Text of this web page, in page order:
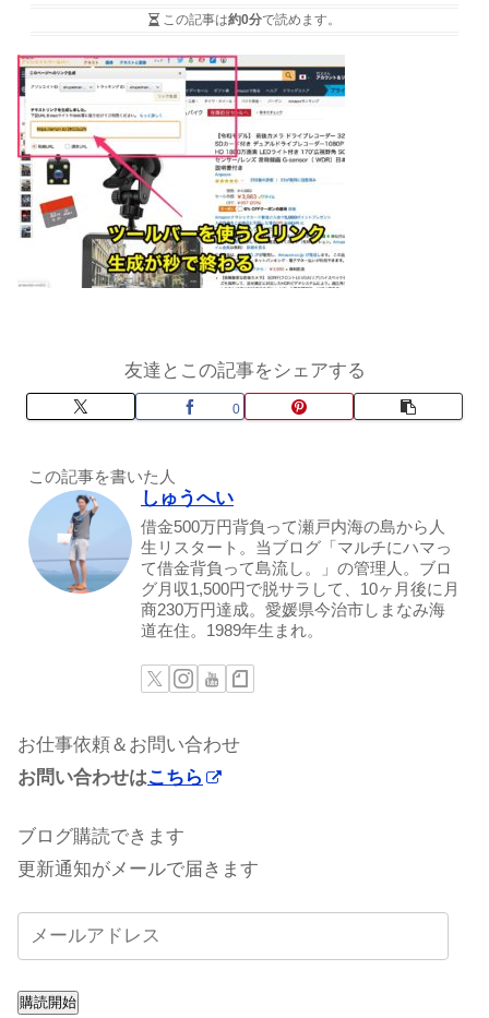
この記事は約0分で読めます。
友達とこの記事をシェアする
0
この記事を書いた人
しゅうへい
借金500万円背負って瀬戸内海の島から人
生リスタート。当ブログ「マルチにハマっ
て借金背負って島流し。」の管理人。ブロ
グ月収1,500円で脱サラして、10ヶ月後に月
商230万円達成。愛媛県今治市しまなみ海
道在住。1989年生まれ。
お仕事依頼＆お問い合わせ
お問い合わせはこちら
ブログ購読できます
更新通知がメールで届きます
購読開始